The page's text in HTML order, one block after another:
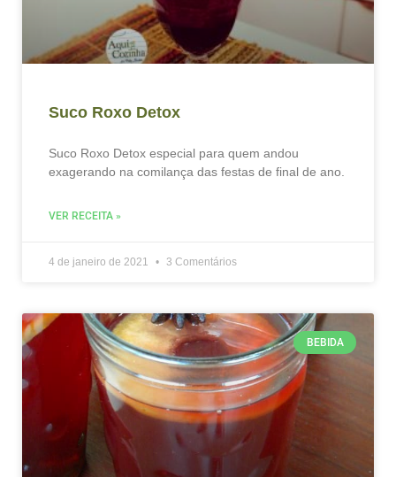
Suco Roxo Detox
Suco Roxo Detox especial para quem andou
exagerando na comilança das festas de final de ano.
VER RECEITA »
4 de janeiro de 2021 3 Comentários
BEBIDA